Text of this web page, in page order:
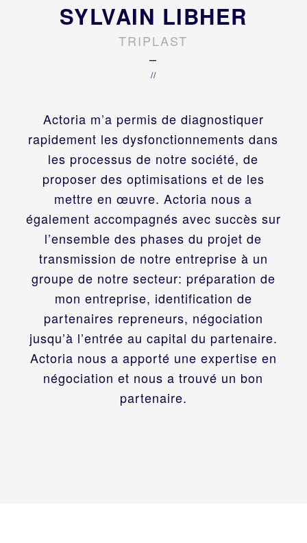
Actoria m’a permis de diagnostiquer
rapidement les dysfonctionnements dans
les processus de notre société, de
proposer des optimisations et de les
mettre en œuvre. Actoria nous a
également accompagnés avec succès sur
l’ensemble des phases du projet de
transmission de notre entreprise à un
groupe de notre secteur: préparation de
mon entreprise, identification de
partenaires repreneurs, négociation
jusqu’à l’entrée au capital du partenaire.
Actoria nous a apporté une expertise en
négociation et nous a trouvé un bon
partenaire.
SYLVAIN LIBHER
TRIPLAST
–
//